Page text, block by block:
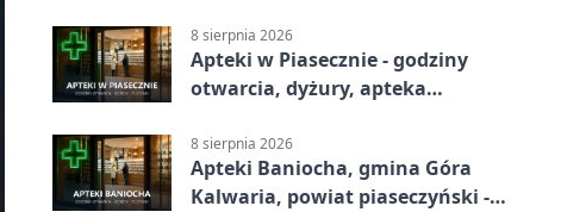
8 sierpnia 2026
Apteki w Piasecznie - godziny
otwarcia, dyżury, apteka
8 sierpnia 2026
Apteki Baniocha, gmina Góra
Kalwaria, powiat piaseczyński -